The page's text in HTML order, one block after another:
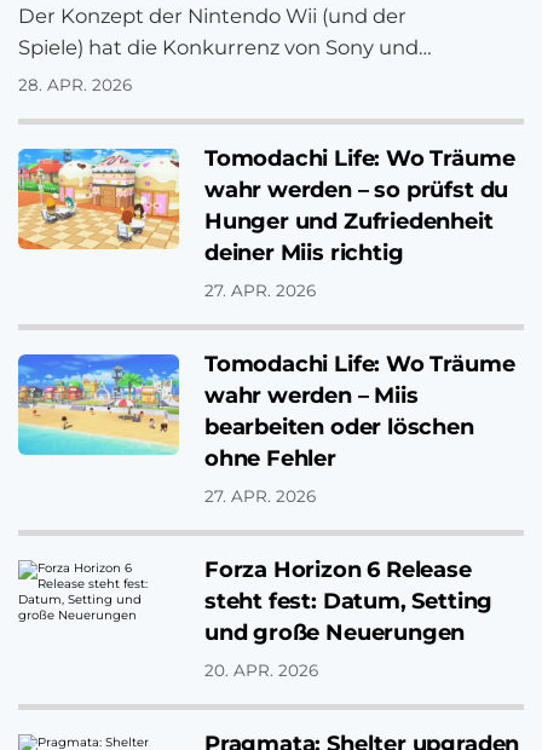
28. APR. 2026
Der Konzept der Nintendo Wii (und der
Spiele) hat die Konkurrenz von Sony und
Microsoft überrascht und war
Tomodachi Life: Wo Träume
wahr werden – so prüfst du
Hunger und Zufriedenheit
deiner Miis richtig
27. APR. 2026
Tomodachi Life: Wo Träume
wahr werden – Miis
bearbeiten oder löschen
ohne Fehler
27. APR. 2026
Forza Horizon 6 Release
steht fest: Datum, Setting
und große Neuerungen
20. APR. 2026
Pragmata: Shelter upgraden